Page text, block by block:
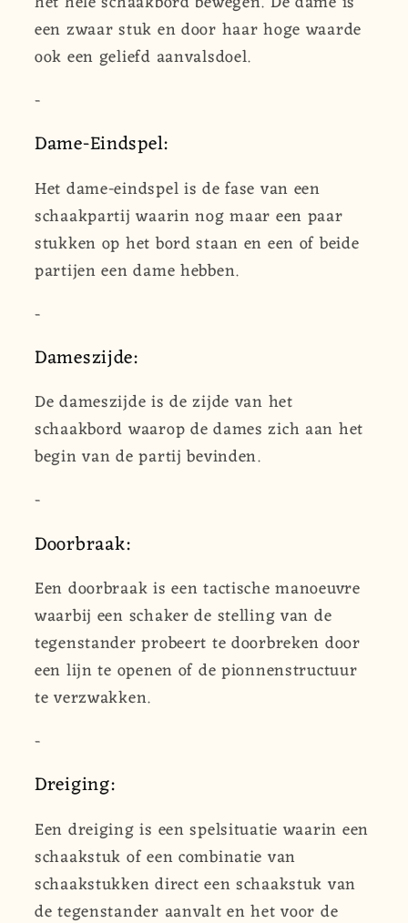
een zwaar stuk en door haar hoge waarde
ook een geliefd aanvalsdoel.
-
Dame-Eindspel:
Het dame-eindspel is de fase van een
schaakpartij waarin nog maar een paar
stukken op het bord staan en een of beide
partijen een dame hebben.
-
Dameszijde:
De dameszijde is de zijde van het
schaakbord waarop de dames zich aan het
begin van de partij bevinden.
-
Doorbraak:
Een doorbraak is een tactische manoeuvre
waarbij een schaker de stelling van de
tegenstander probeert te doorbreken door
een lijn te openen of de pionnenstructuur
te verzwakken.
-
Dreiging:
Een dreiging is een spelsituatie waarin een
schaakstuk of een combinatie van
schaakstukken direct een schaakstuk van
de tegenstander aanvalt en het voor de